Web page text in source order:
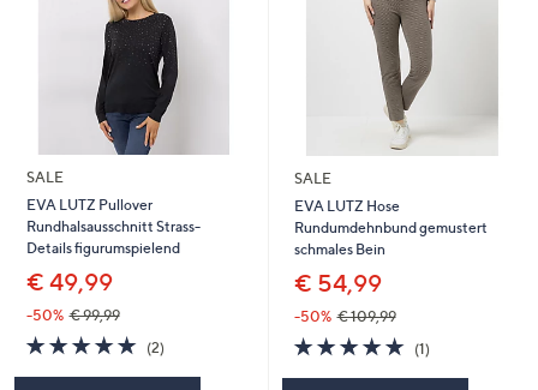
SALE
EVA LUTZ Pullover
Rundhalsausschnitt Strass-
Details figurumspielend
€ 49,99
-50% € 99,99
5.0
von
(2)2
SALE
EVA LUTZ Hose
Rundumdehnbund gemustert
schmales Bein
€ 54,99
-50% € 109,99
5.0
von
(1)1